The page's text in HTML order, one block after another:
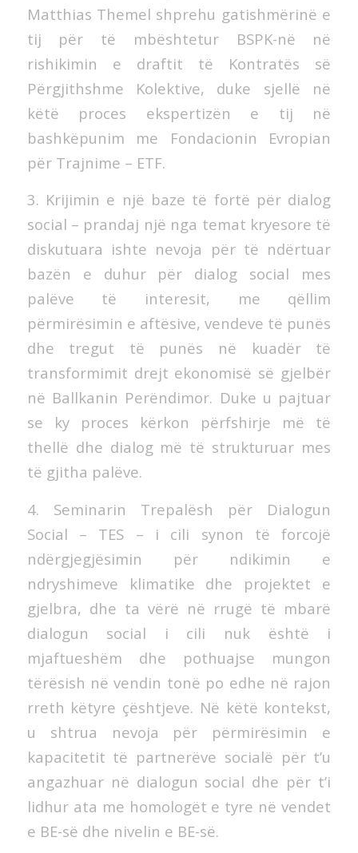
Matthias Themel shprehu gatishmërinë e
tij për të mbështetur BSPK-në në
rishikimin e draftit të Kontratës së
Përgjithshme Kolektive, duke sjellë në
këtë proces ekspertizën e tij në
bashkëpunim me Fondacionin Evropian
për Trajnime – ETF.
3. Krijimin e një baze të fortë për dialog
social – prandaj një nga temat kryesore të
diskutuara ishte nevoja për të ndërtuar
bazën e duhur për dialog social mes
palëve të interesit, me qëllim
përmirësimin e aftësive, vendeve të punës
dhe tregut të punës në kuadër të
transformimit drejt ekonomisë së gjelbër
në Ballkanin Perëndimor. Duke u pajtuar
se ky proces kërkon përfshirje më të
thellë dhe dialog më të strukturuar mes
të gjitha palëve.
4. Seminarin Trepalësh për Dialogun
Social – TES – i cili synon të forcojë
ndërgjegjësimin për ndikimin e
ndryshimeve klimatike dhe projektet e
gjelbra, dhe ta vërë në rrugë të mbarë
dialogun social i cili nuk është i
mjaftueshëm dhe pothuajse mungon
tërësish në vendin tonë po edhe në rajon
rreth këtyre çështjeve. Në këtë kontekst,
u shtrua nevoja për përmirësimin e
kapacitetit të partnerëve socialë për t’u
angazhuar në dialogun social dhe për t’i
lidhur ata me homologët e tyre në vendet
e BE-së dhe nivelin e BE-së.